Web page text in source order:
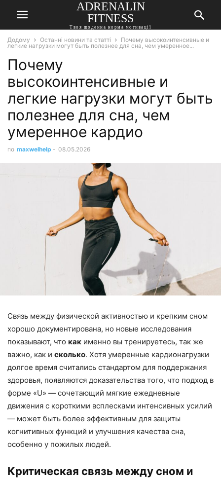
ADRENALIN
FITNESS
Твоя щоденна норма мотивації
Додому Останні новини та статті
Почему высокоинтенсивные и
легкие нагрузки могут быть полезнее для сна, чем умеренное...
Почему
высокоинтенсивные и
легкие нагрузки могут быть
полезнее для сна, чем
умеренное кардио
по maxwelhelp - 08.05.2026
Связь между физической активностью и крепким сном
хорошо документирована, но новые исследования
показывают, что как именно вы тренируетесь, так же
важно, как и сколько. Хотя умеренные кардионагрузки
долгое время считались стандартом для поддержания
здоровья, появляются доказательства того, что подход в
форме «U» — сочетающий мягкие ежедневные
движения с короткими всплесками интенсивных усилий
— может быть более эффективным для защиты
когнитивных функций и улучшения качества сна,
особенно у пожилых людей.
Критическая связь между сном и